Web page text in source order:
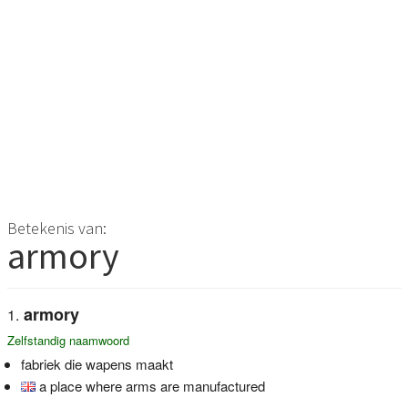
Betekenis van:
armory
armory
Zelfstandig naamwoord
fabriek die wapens maakt
a place where arms are manufactured